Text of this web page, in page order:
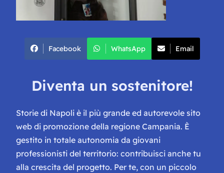
Facebook WhatsApp Email
Diventa un sostenitore!
Storie di Napoli è il più grande ed autorevole sito
web di promozione della regione Campania. È
gestito in totale autonomia da giovani
professionisti del territorio: contribuisci anche tu
alla crescita del progetto. Per te, con un piccolo